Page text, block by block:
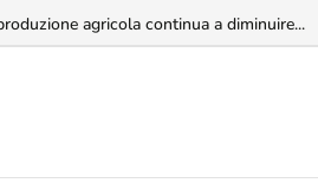
agricola continua a diminuire...